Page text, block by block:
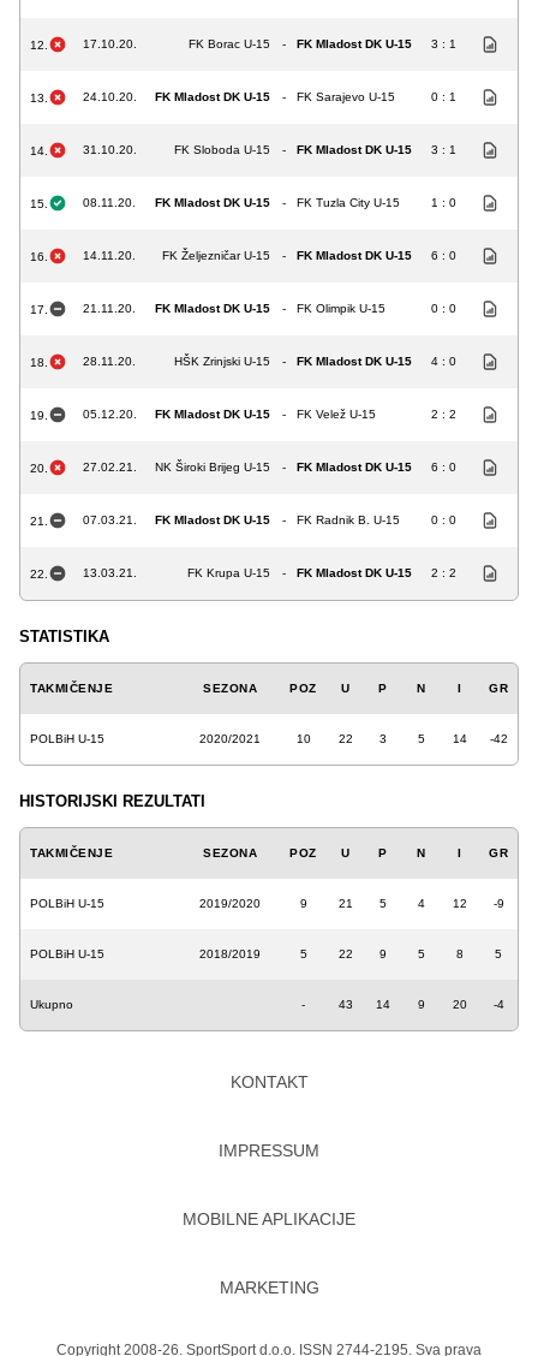
12. 17.10.20. FK Borac U-15 - FK Mladost DK U-15 3 : 1
13. 24.10.20. FK Mladost DK U-15 - FK Sarajevo U-15 0 : 1
14. 31.10.20. FK Sloboda U-15 - FK Mladost DK U-15 3 : 1
15. 08.11.20. FK Mladost DK U-15 - FK Tuzla City U-15 1 : 0
16. 14.11.20. FK Željezničar U-15 - FK Mladost DK U-15 6 : 0
17. 21.11.20. FK Mladost DK U-15 - FK Olimpik U-15 0 : 0
18. 28.11.20. HŠK Zrinjski U-15 - FK Mladost DK U-15 4 : 0
19. 05.12.20. FK Mladost DK U-15 - FK Velež U-15 2 : 2
20. 27.02.21. NK Široki Brijeg U-15 - FK Mladost DK U-15 6 : 0
21. 07.03.21. FK Mladost DK U-15 - FK Radnik B. U-15 0 : 0
22. 13.03.21. FK Krupa U-15 - FK Mladost DK U-15 2 : 2
STATISTIKA
TAKMIČENJE SEZONA POZ U P N I GR
POLBiH U-15 2020/2021 10 22 3 5 14 -42
HISTORIJSKI REZULTATI
TAKMIČENJE SEZONA POZ U P N I GR
POLBiH U-15 2019/2020 9 21 5 4 12 -9
POLBiH U-15 2018/2019 5 22 9 5 8 5
Ukupno - 43 14 9 20 -4
KONTAKT
IMPRESSUM
MOBILNE APLIKACIJE
MARKETING
Copyright 2008-26. SportSport d.o.o. ISSN 2744-2195. Sva prava